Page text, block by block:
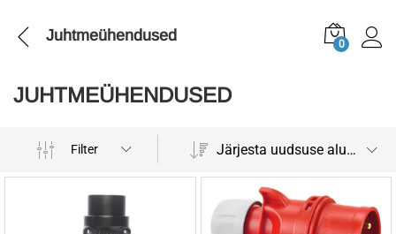
Juhtmeühendused 0
JUHTMEÜHENDUSED
Filter Järjesta uudsuse alusel